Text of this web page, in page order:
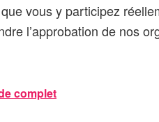
vous y participez
l’approbation de nos
complet